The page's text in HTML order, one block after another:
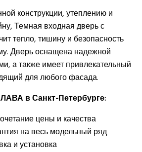
конструкции, утеплению и
Темная входная дверь с
тепло, тишину и безопасность
Дверь оснащена надежной
а также имеет привлекательный
для любого фасада.
в Санкт-Петербурге:
цены и качества
на весь модельный ряд
и установка